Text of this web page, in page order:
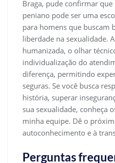
Braga, pude confirmar
peniano pode ser uma
para homens que buscam
liberdade na sexualidade.
humanizada, o olhar
individualização do
diferença, permitindo
seguras. Se você busca
história, superar
sua sexualidade, conheça
minha equipe. Dê o
autoconhecimento e à
Perguntas